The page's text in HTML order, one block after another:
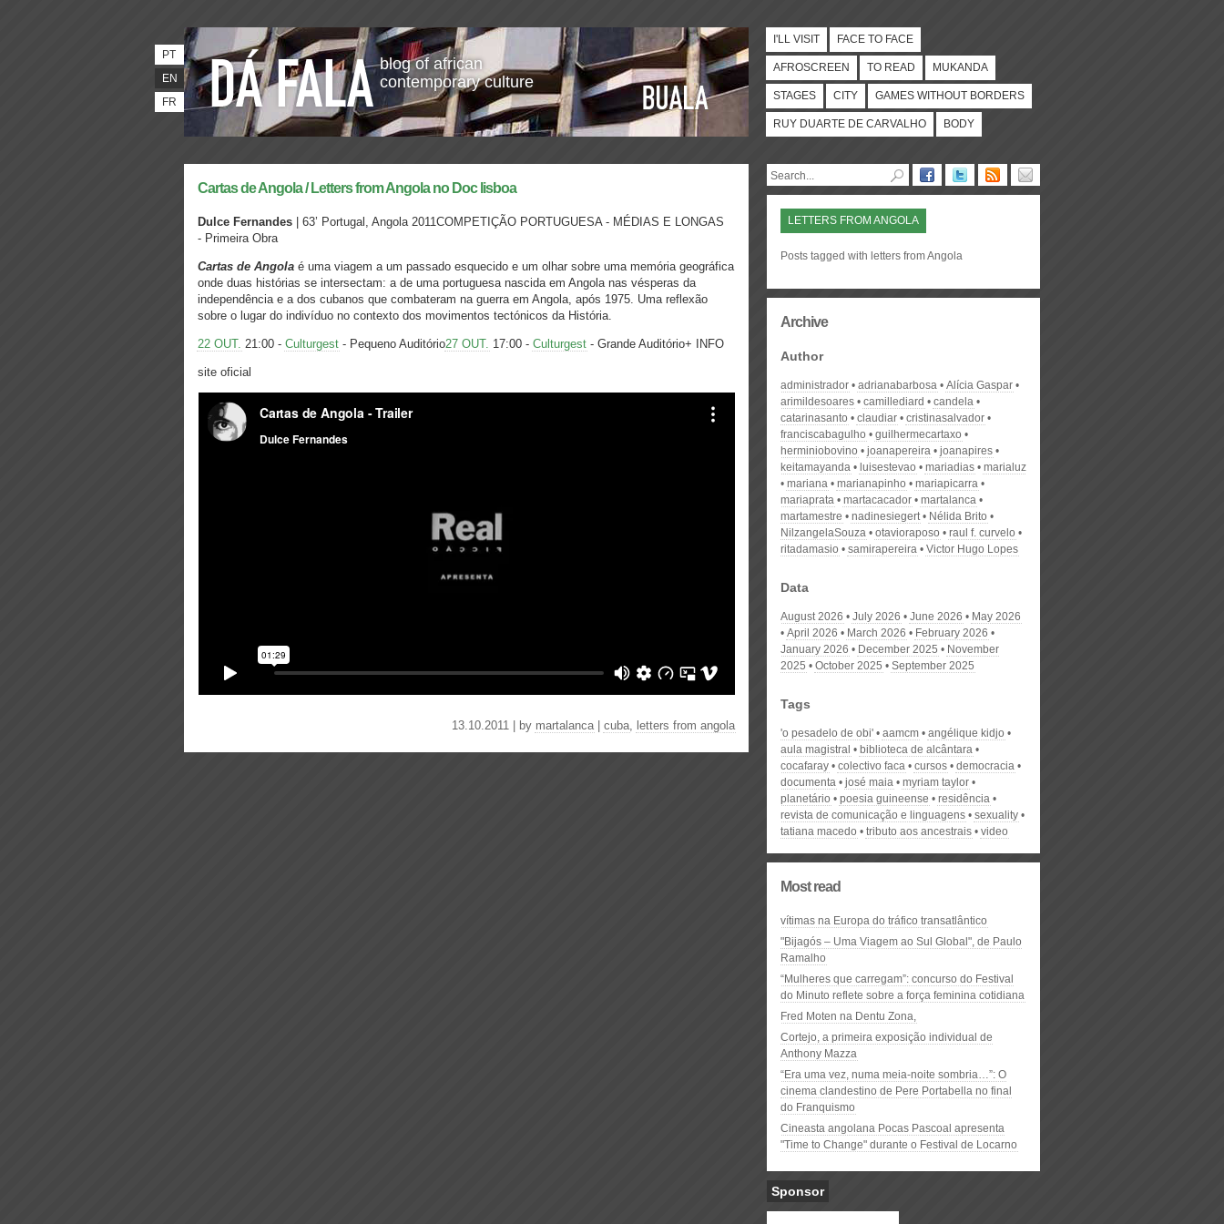
blog of african
contemporary culture
PT
EN
FR
I'LL VISIT FACE TO FACE
AFROSCREEN TO READ MUKANDA
STAGES CITY GAMES WITHOUT BORDERS
RUY DUARTE DE CARVALHO BODY
Cartas de Angola / Letters from Angola no Doc lisboa
Dulce Fernandes | 63’ Portugal, Angola 2011COMPETIÇÃO PORTUGUESA - MÉDIAS E LONGAS
- Primeira Obra
Cartas de Angola é uma viagem a um passado esquecido e um olhar sobre uma memória geográfica
onde duas histórias se intersectam: a de uma portuguesa nascida em Angola nas vésperas da
independência e a dos cubanos que combateram na guerra em Angola, após 1975. Uma reflexão
sobre o lugar do indivíduo no contexto dos movimentos tectónicos da História.
22 OUT. 21:00 - Culturgest - Pequeno Auditório27 OUT. 17:00 - Culturgest - Grande Auditório+ INFO
site oficial
13.10.2011 | by martalanca| cuba, letters from angola
LETTERS FROM ANGOLA
Posts tagged with letters from Angola
Archive
Author
administrador adrianabarbosa
Alícia Gaspar
arimildesoares
camillediard
candela
catarinasanto
claudiar
cristinasalvador
franciscabagulho
guilhermecartaxo
herminiobovino
joanapereira
joanapires
keitamayanda
luisestevao mariadias
marialuz
mariana
marianapinho
mariapicarra
mariaprata
martacacador
martalanca
martamestre
nadinesiegert
Nélida Brito
NilzangelaSouza
otavioraposo
raul f. curvelo
ritadamasio
samirapereira Victor Hugo Lopes
Data
August 2026 July 2026 June 2026
May 2026
April 2026
March 2026
February 2026
January 2026
December 2025
November
2025
October 2025 September 2025
Tags
'o pesadelo de obi' aamcm
angélique kidjo
aula magistral
biblioteca de alcântara
cocafaray
colectivo faca cursos
democracia
documenta
josé maia
myriam taylor
planetário
poesia guineense
residência
revista de comunicação e linguagens
sexuality
tatiana macedo
tributo aos ancestrais video
Most read
vítimas na Europa do tráfico transatlântico
"Bijagós – Uma Viagem ao Sul Global", de Paulo
Ramalho
“Mulheres que carregam”: concurso do Festival
do Minuto reflete sobre a força feminina cotidiana
Fred Moten na Dentu Zona,
Cortejo, a primeira exposição individual de
Anthony Mazza
“Era uma vez, numa meia-noite sombria…”: O
cinema clandestino de Pere Portabella no final
do Franquismo
Cineasta angolana Pocas Pascoal apresenta
"Time to Change" durante o Festival de Locarno
Sponsor